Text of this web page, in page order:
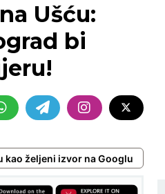
Ušću:
bi
kao željeni izvor na Googlu